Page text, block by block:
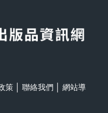
策 聯絡我們
網站導